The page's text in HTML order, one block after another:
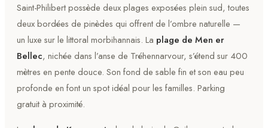
Saint-Philibert possède deux plages exposées plein sud, toutes
deux bordées de pinèdes qui offrent de l’ombre naturelle —
un luxe sur le littoral morbihannais. La plage de Men er
Bellec, nichée dans l’anse de Tréhennarvour, s’étend sur 400
mètres en pente douce. Son fond de sable fin et son eau peu
profonde en font un spot idéal pour les familles. Parking
gratuit à proximité.